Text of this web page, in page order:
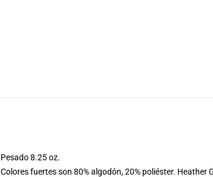
Pesado 8.25 oz.
Colores fuertes son 80% algodón, 20% poliéster. Heather